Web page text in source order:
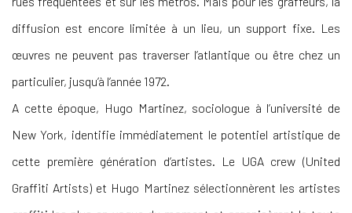
diffusion est encore limitée à un lieu, un support fixe. Les
œuvres ne peuvent pas traverser l’atlantique ou être chez un
particulier, jusqu’à l’année 1972.
A cette époque, Hugo Martinez, sociologue à l’université de
New York, identifie immédiatement le potentiel artistique de
cette première génération d’artistes. Le UGA crew (United
Graffiti Artists) et Hugo Martinez sélectionnèrent les artistes